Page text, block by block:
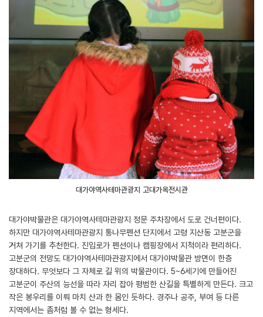
대가야역사테마관광지 고대가옥전시관
대가야박물관은 대가야역사테마관광지 정문 주차장에서 도로 건너편이다.
하지만 대가야역사테마관광지 통나무펜션 단지에서 고령 지산동 고분군을
거쳐 가기를 추천한다. 진입로가 펜션이나 캠핑장에서 지척이라 편리하다.
고분군의 전망도 대가야역사테마관광지에서 대가야박물관 방면이 한층
장대하다. 무엇보다 그 자체로 길 위의 박물관이다. 5~6세기에 만들어진
고분군이 주산의 능선을 따라 자리 잡아 평범한 산길을 특별하게 만든다. 크고
작은 봉우리를 이뤄 마치 산과 한 몸인 듯하다. 경주나 공주, 부여 등 다른
지역에서는 좀처럼 볼 수 없는 형세다.